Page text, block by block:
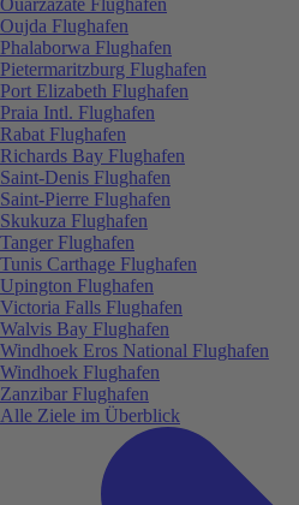
Oujda Flughafen
Phalaborwa Flughafen
Pietermaritzburg Flughafen
Port Elizabeth Flughafen
Praia Intl. Flughafen
Rabat Flughafen
Richards Bay Flughafen
Saint-Denis Flughafen
Saint-Pierre Flughafen
Skukuza Flughafen
Tanger Flughafen
Tunis Carthage Flughafen
Upington Flughafen
Victoria Falls Flughafen
Walvis Bay Flughafen
Windhoek Eros National Flughafen
Windhoek Flughafen
Zanzibar Flughafen
Alle Ziele im Überblick